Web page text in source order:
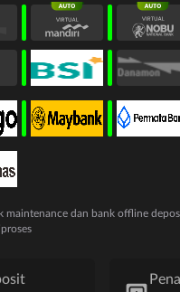
maintenance dan bank offline